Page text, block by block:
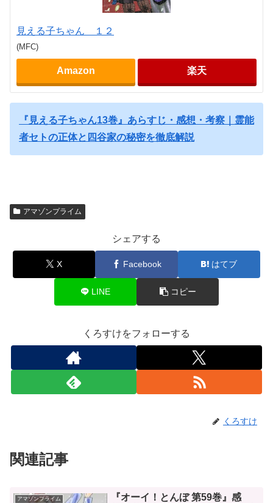
見える子ちゃん １２
(MFC)
Amazon 楽天
『見える子ちゃん13巻』あらすじ・感想・考察｜霊能
者セトの正体と四谷家の秘密を徹底解説
アマゾンプライム
シェアする
X Facebook はてブ
LINE コピー
くろすけをフォローする
くろすけ
関連記事
アマゾンプライム
『オーイ！とんぼ 第59巻』感